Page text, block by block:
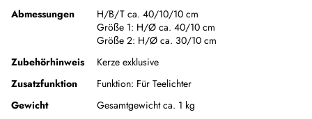
Abmessungen
H/B/T ca. 40/10/10 cm
Größe 1: H/Ø ca. 40/10 cm
Größe 2: H/Ø ca. 30/10 cm
Zubehörhinweis
Kerze exklusive
Zusatzfunktion
Funktion: Für Teelichter
Gewicht
Gesamtgewicht ca. 1 kg